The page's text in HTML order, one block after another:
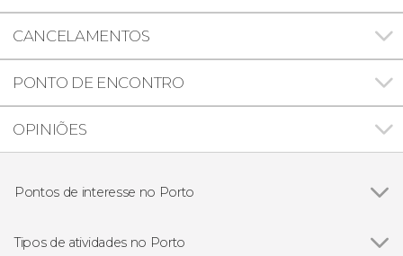
CANCELAMENTOS
PONTO DE ENCONTRO
OPINIÕES
Pontos de interesse no Porto
Catedral do Porto
Tipos de atividades no Porto